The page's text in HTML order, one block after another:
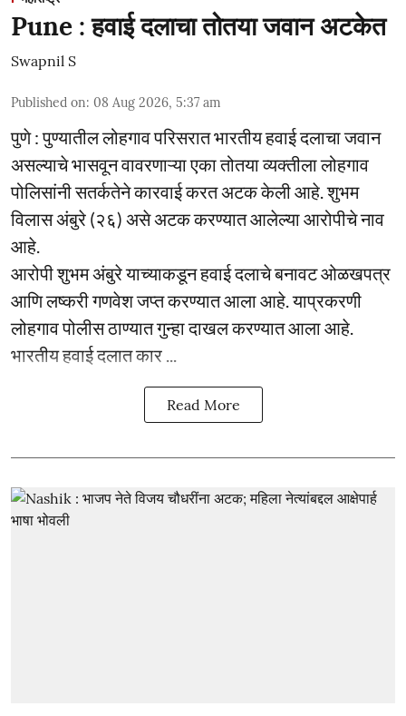
Pune : हवाई दलाचा तोतया जवान अटकेत
Swapnil S
Published on: 08 Aug 2026, 5:37 am
पुणे : पुण्यातील लोहगाव परिसरात भारतीय हवाई दलाचा जवान
असल्याचे भासवून वावरणाऱ्या एका तोतया व्यक्तीला लोहगाव
पोलिसांनी सतर्कतेने कारवाई करत अटक केली आहे. शुभम
विलास अंबुरे (२६) असे अटक करण्यात आलेल्या आरोपीचे नाव
आहे.
आरोपी शुभम अंबुरे याच्याकडून हवाई दलाचे बनावट ओळखपत्र
आणि लष्करी गणवेश जप्त करण्यात आला आहे. याप्रकरणी
लोहगाव पोलीस ठाण्यात गुन्हा दाखल करण्यात आला आहे.
भारतीय हवाई दलात कार ...
Read More